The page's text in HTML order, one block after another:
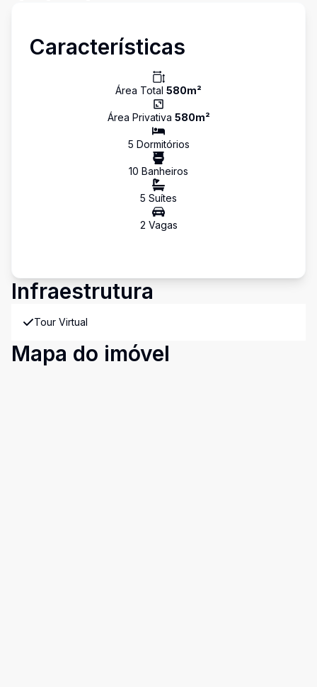
Características
Área Total 580m²
Área Privativa 580m²
5 Dormitórios
10 Banheiros
5 Suítes
2 Vagas
Infraestrutura
Tour Virtual
Mapa do imóvel